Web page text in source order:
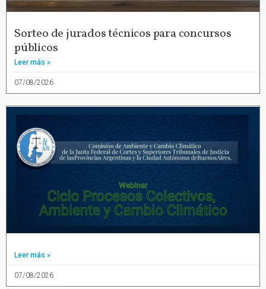
Sorteo de jurados técnicos para concursos
públicos
Leer más »
07/08/2026
Leer más »
07/08/2026